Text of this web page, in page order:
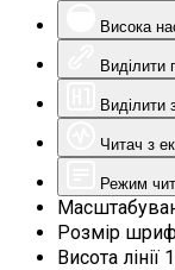
Висока
Виділити
Виділити
Читач з
Режим
Розмір
Висота лінії